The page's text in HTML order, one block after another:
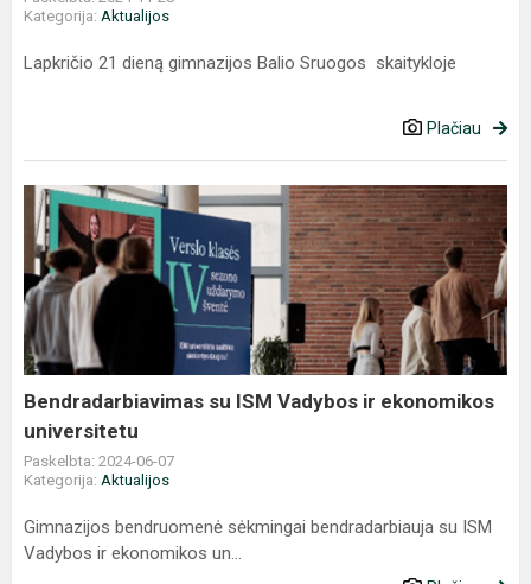
Kategorija: Aktualijos
Lapkričio 21 dieną gimnazijos Balio Sruogos skaitykloje
Plačiau
Bendradarbiavimas
su ISM
Vadybos
ir
ekonomikos
universitetu
Bendradarbiavimas su ISM Vadybos ir ekonomikos
universitetu
Paskelbta: 2024-06-07
Kategorija: Aktualijos
Gimnazijos bendruomenė sėkmingai bendradarbiauja su ISM
Vadybos ir ekonomikos un...